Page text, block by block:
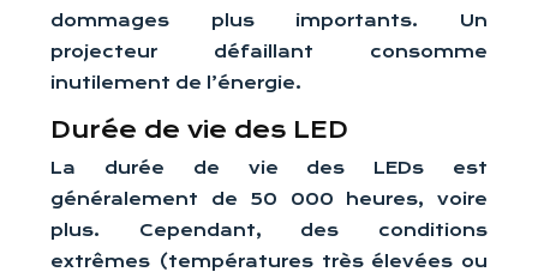
dommages plus importants. Un
projecteur défaillant consomme
inutilement de l’énergie.
Durée de vie des LED
La durée de vie des LEDs est
généralement de 50 000 heures, voire
plus. Cependant, des conditions
extrêmes (températures très élevées ou